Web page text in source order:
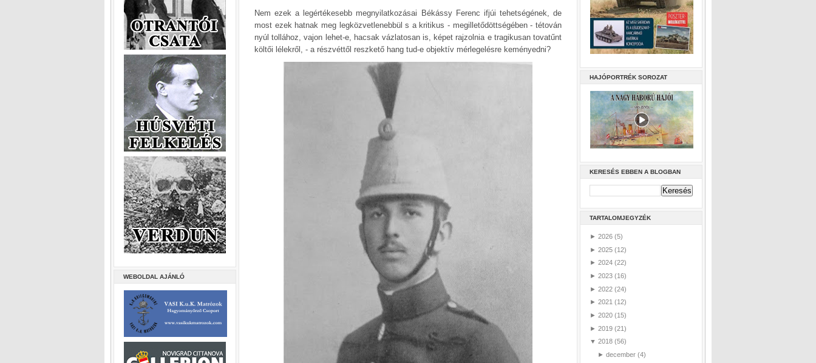
WEBOLDAL AJÁNLÓ
Nem ezek a legértékesebb megnyilatkozásai Békássy Ferenc ifjúi tehetségének, de
most ezek hatnak meg legközvetlenebbül s a kritikus - megilletődöttségében - tétován
nyúl tollához, vajon lehet-e, hacsak vázlatosan is, képet rajzolnia e tragikusan tovatűnt
költői lélekről, - a részvéttől reszkető hang tud-e objektív mérlegelésre keményedni?
HAJÓPORTRÉK SOROZAT
KERESÉS EBBEN A BLOGBAN
TARTALOMJEGYZÉK
► 2026 (5)
► 2025 (12)
► 2024 (22)
► 2023 (16)
► 2022 (24)
► 2021 (12)
► 2020 (15)
► 2019 (21)
▼ 2018 (56)
► december (4)